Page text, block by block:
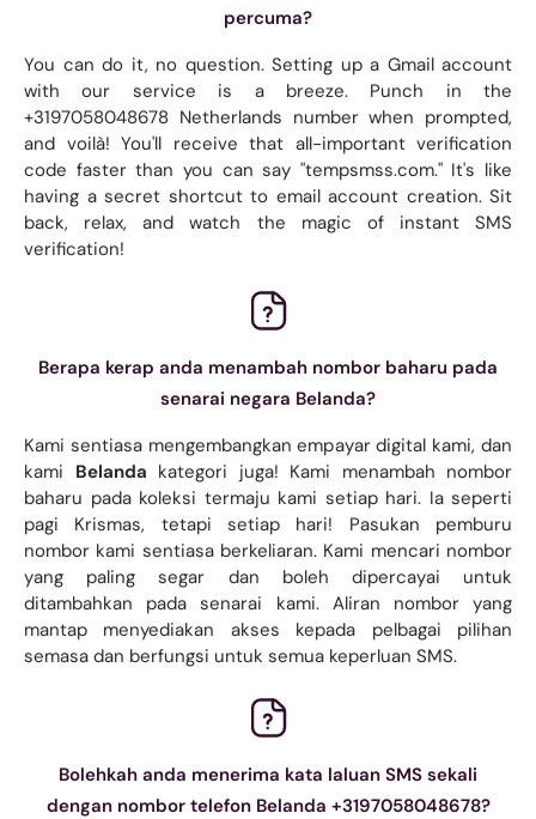
percuma?
You can do it, no question. Setting up a Gmail account
with our service is a breeze. Punch in the
+3197058048678 Netherlands number when prompted,
and voilà! You'll receive that all-important verification
code faster than you can say "tempsmss.com." It's like
having a secret shortcut to email account creation. Sit
back, relax, and watch the magic of instant SMS
verification!
Berapa kerap anda menambah nombor baharu pada
senarai negara Belanda?
Kami sentiasa mengembangkan empayar digital kami, dan
kami Belanda kategori juga! Kami menambah nombor
baharu pada koleksi termaju kami setiap hari. Ia seperti
pagi Krismas, tetapi setiap hari! Pasukan pemburu
nombor kami sentiasa berkeliaran. Kami mencari nombor
yang paling segar dan boleh dipercayai untuk
ditambahkan pada senarai kami. Aliran nombor yang
mantap menyediakan akses kepada pelbagai pilihan
semasa dan berfungsi untuk semua keperluan SMS.
Bolehkah anda menerima kata laluan SMS sekali
dengan nombor telefon Belanda +3197058048678?